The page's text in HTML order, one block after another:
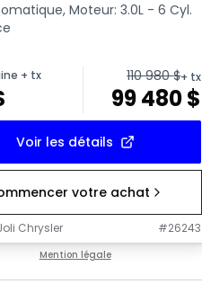
Moteur: 3.0L - 6 Cyl.
+ tx 110 980$+ tx
99 480$
Voir les détails
votre achat
Chrysler #26243
Mention légale